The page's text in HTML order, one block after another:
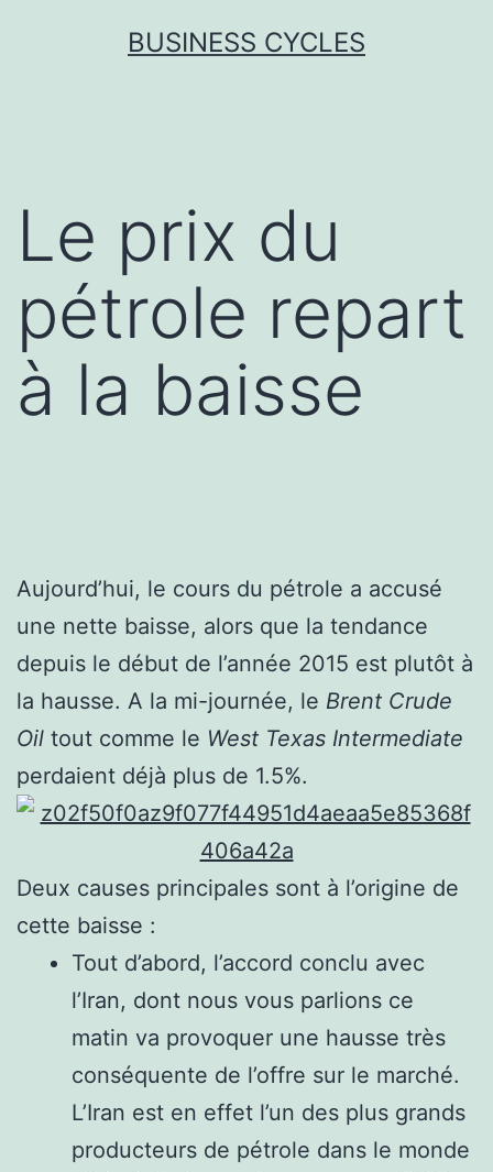
BUSINESS CYCLES
Le prix du
pétrole repart
à la baisse
Aujourd’hui, le cours du pétrole a accusé
une nette baisse, alors que la tendance
depuis le début de l’année 2015 est plutôt à
la hausse. A la mi-journée, le Brent Crude
Oil tout comme le West Texas Intermediate
perdaient déjà plus de 1.5%.
Deux causes principales sont à l’origine de
cette baisse :
Tout d’abord, l’accord conclu avec
l’Iran, dont nous vous parlions ce
matin va provoquer une hausse très
conséquente de l’offre sur le marché.
L’Iran est en effet l’un des plus grands
producteurs de pétrole dans le monde